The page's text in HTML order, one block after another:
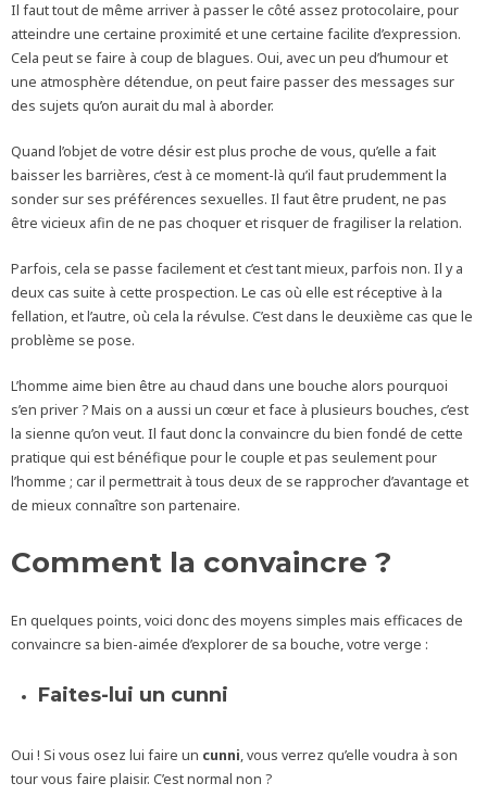
Il faut tout de même arriver à passer le côté assez protocolaire, pour
atteindre une certaine proximité et une certaine facilite d’expression.
Cela peut se faire à coup de blagues. Oui, avec un peu d’humour et
une atmosphère détendue, on peut faire passer des messages sur
des sujets qu’on aurait du mal à aborder.
Quand l’objet de votre désir est plus proche de vous, qu’elle a fait
baisser les barrières, c’est à ce moment-là qu’il faut prudemment la
sonder sur ses préférences sexuelles. Il faut être prudent, ne pas
être vicieux afin de ne pas choquer et risquer de fragiliser la relation.
Parfois, cela se passe facilement et c’est tant mieux, parfois non. Il y a
deux cas suite à cette prospection. Le cas où elle est réceptive à la
fellation, et l’autre, où cela la révulse. C’est dans le deuxième cas que le
problème se pose.
L’homme aime bien être au chaud dans une bouche alors pourquoi
s’en priver ? Mais on a aussi un cœur et face à plusieurs bouches, c’est
la sienne qu’on veut. Il faut donc la convaincre du bien fondé de cette
pratique qui est bénéfique pour le couple et pas seulement pour
l’homme ; car il permettrait à tous deux de se rapprocher d’avantage et
de mieux connaître son partenaire.
Comment la convaincre ?
En quelques points, voici donc des moyens simples mais efficaces de
convaincre sa bien-aimée d’explorer de sa bouche, votre verge :
Faites-lui un cunni
Oui ! Si vous osez lui faire un cunni, vous verrez qu’elle voudra à son
tour vous faire plaisir. C’est normal non ?